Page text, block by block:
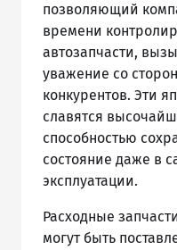
позволяющий
времени
автозапчасти,
уважение со
конкурентов. Эти
славятся
способностью
состояние даже в
эксплуатации.
Расходные
могут быть